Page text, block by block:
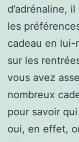
d’adrénaline,
les
cadeau en lui-
sur les
vous avez
nombreux
pour savoir
oui, en effet,